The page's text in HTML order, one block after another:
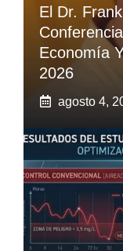
El Dr.
Economía
2026
agosto 4,